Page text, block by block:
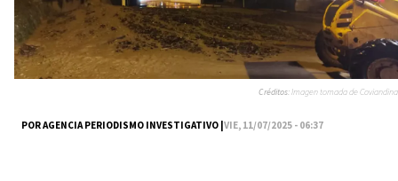
POR AGENCIA PERIODISMO INVESTIGATIVO |VIE, 11/07/2025 - 06:37
Créditos:Imagen tomada de Coviandina